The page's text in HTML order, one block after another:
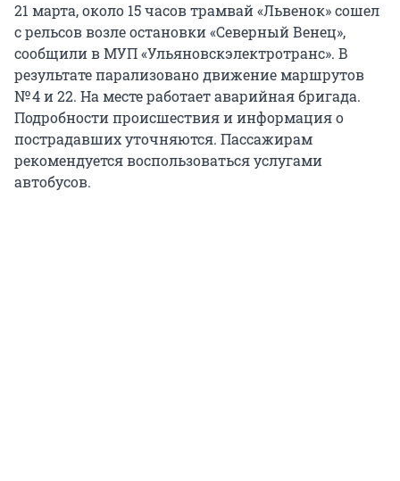
21 марта, около 15 часов трамвай «Львенок» сошел
с рельсов возле остановки «Северный Венец»,
сообщили в МУП «Ульяновскэлектротранс». В
результате парализовано движение маршрутов
№ 4 и 22. На месте работает аварийная бригада.
Подробности происшествия и информация о
пострадавших уточняются. Пассажирам
рекомендуется воспользоваться услугами
автобусов.